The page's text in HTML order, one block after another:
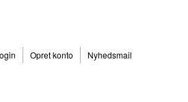
Opret konto Nyhedsmail